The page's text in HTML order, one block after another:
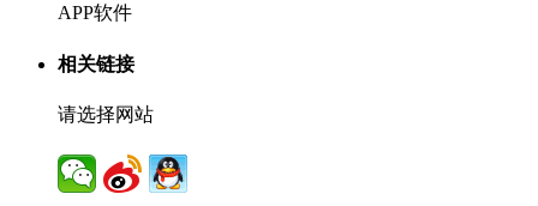
APP软件
相关链接
请选择网站